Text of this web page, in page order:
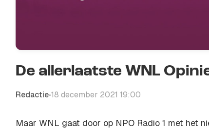
De allerlaatste WNL
Redactie•18 december 2021 19:00
Maar WNL gaat door op NPO Radio 1 met het